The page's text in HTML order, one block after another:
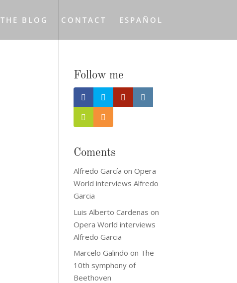
THE BLOG CONTACT ESPAÑOL
Follow me
Coments
Alfredo García onOpera
World interviews Alfredo
Garcia
Luis Alberto Cardenas on
Opera World interviews
Alfredo Garcia
Marcelo Galindo on The
10th symphony of
Beethoven